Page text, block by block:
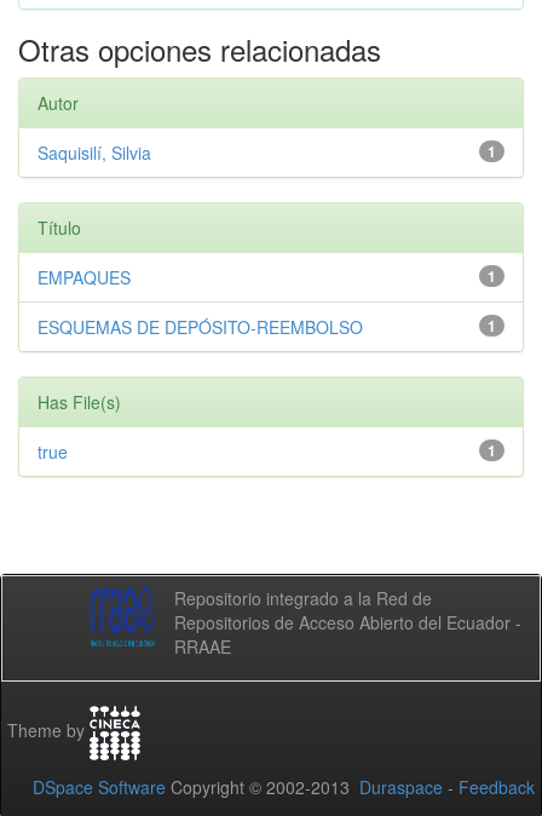
Otras opciones relacionadas
Autor
1
Saquisilí, Silvia
Título
1
EMPAQUES
1
ESQUEMAS DE DEPÓSITO-REEMBOLSO
Has File(s)
1
true
Repositorio integrado a la Red de
Repositorios de Acceso Abierto del Ecuador -
RRAAE
Theme by
DSpace Software Copyright © 2002-2013 Duraspace - Feedback